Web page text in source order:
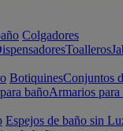
Colgadores
Toalleros
BotiquinesConjuntos
bañoArmarios para
Espejos de baño sin